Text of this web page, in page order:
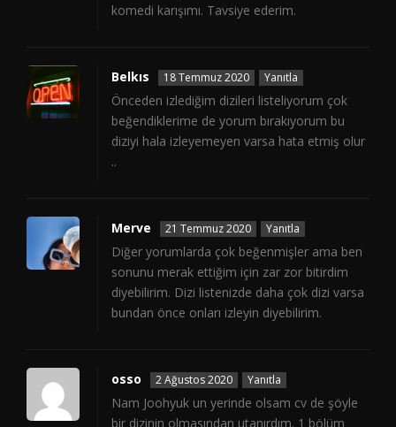
komedi karışımı. Tavsiye ederim.
Belkıs 18 Temmuz 2020 Yanıtla
Önceden izlediğim dizileri listeliyorum çok
beğendiklerime de yorum bırakıyorum bu
diziyi hala izleyemeyen varsa hata etmiş olur
..
Merve 21 Temmuz 2020 Yanıtla
Diğer yorumlarda çok beğenmişler ama ben
sonunu merak ettiğim için zar zor bitirdim
diyebilirim. Dizi listenizde daha çok dizi varsa
bundan önce onları izleyin diyebilirim.
osso 2 Ağustos 2020 Yanıtla
Nam Joohyuk un yerinde olsam cv de şöyle
bir dizinin olmasından utanırdım. 1 bölüm